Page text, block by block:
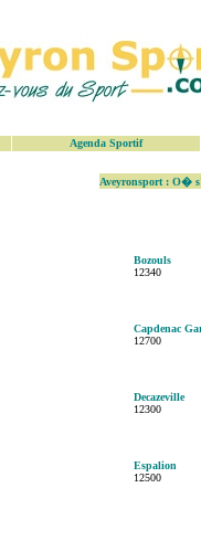
Agenda Sportif
Aveyronsport : O�
Bozouls
12340
Capdenac
12700
Decazeville
12300
Espalion
12500